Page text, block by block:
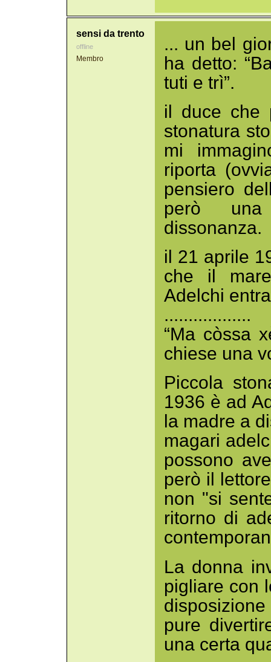
sensi da trento
offline
Membro
... un bel
ha detto:
tuti e trì”.
il duce che
stonatura
mi
riporta
pensiero
però
dissonanza.
il 21 aprile
che il
Adelchi
..................
“Ma còssa
chiese una
Piccola
1936 è ad
la madre a
magari
possono
però il
non "si
ritorno di
La donna
pigliare con
pure
una certa